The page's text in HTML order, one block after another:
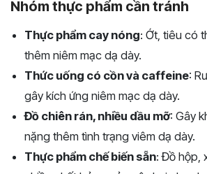
Nhóm thực phẩm cần tránh
Thực phẩm cay nóng: Ớt, tiêu có
thêm niêm mạc dạ dày.
Thức uống có cồn và caffeine:
gây kích ứng niêm mạc dạ dày.
Đồ chiên rán, nhiều dầu mỡ: Gây
nặng thêm tình trạng viêm dạ dày.
Thực phẩm chế biến sẵn: Đồ hộp,